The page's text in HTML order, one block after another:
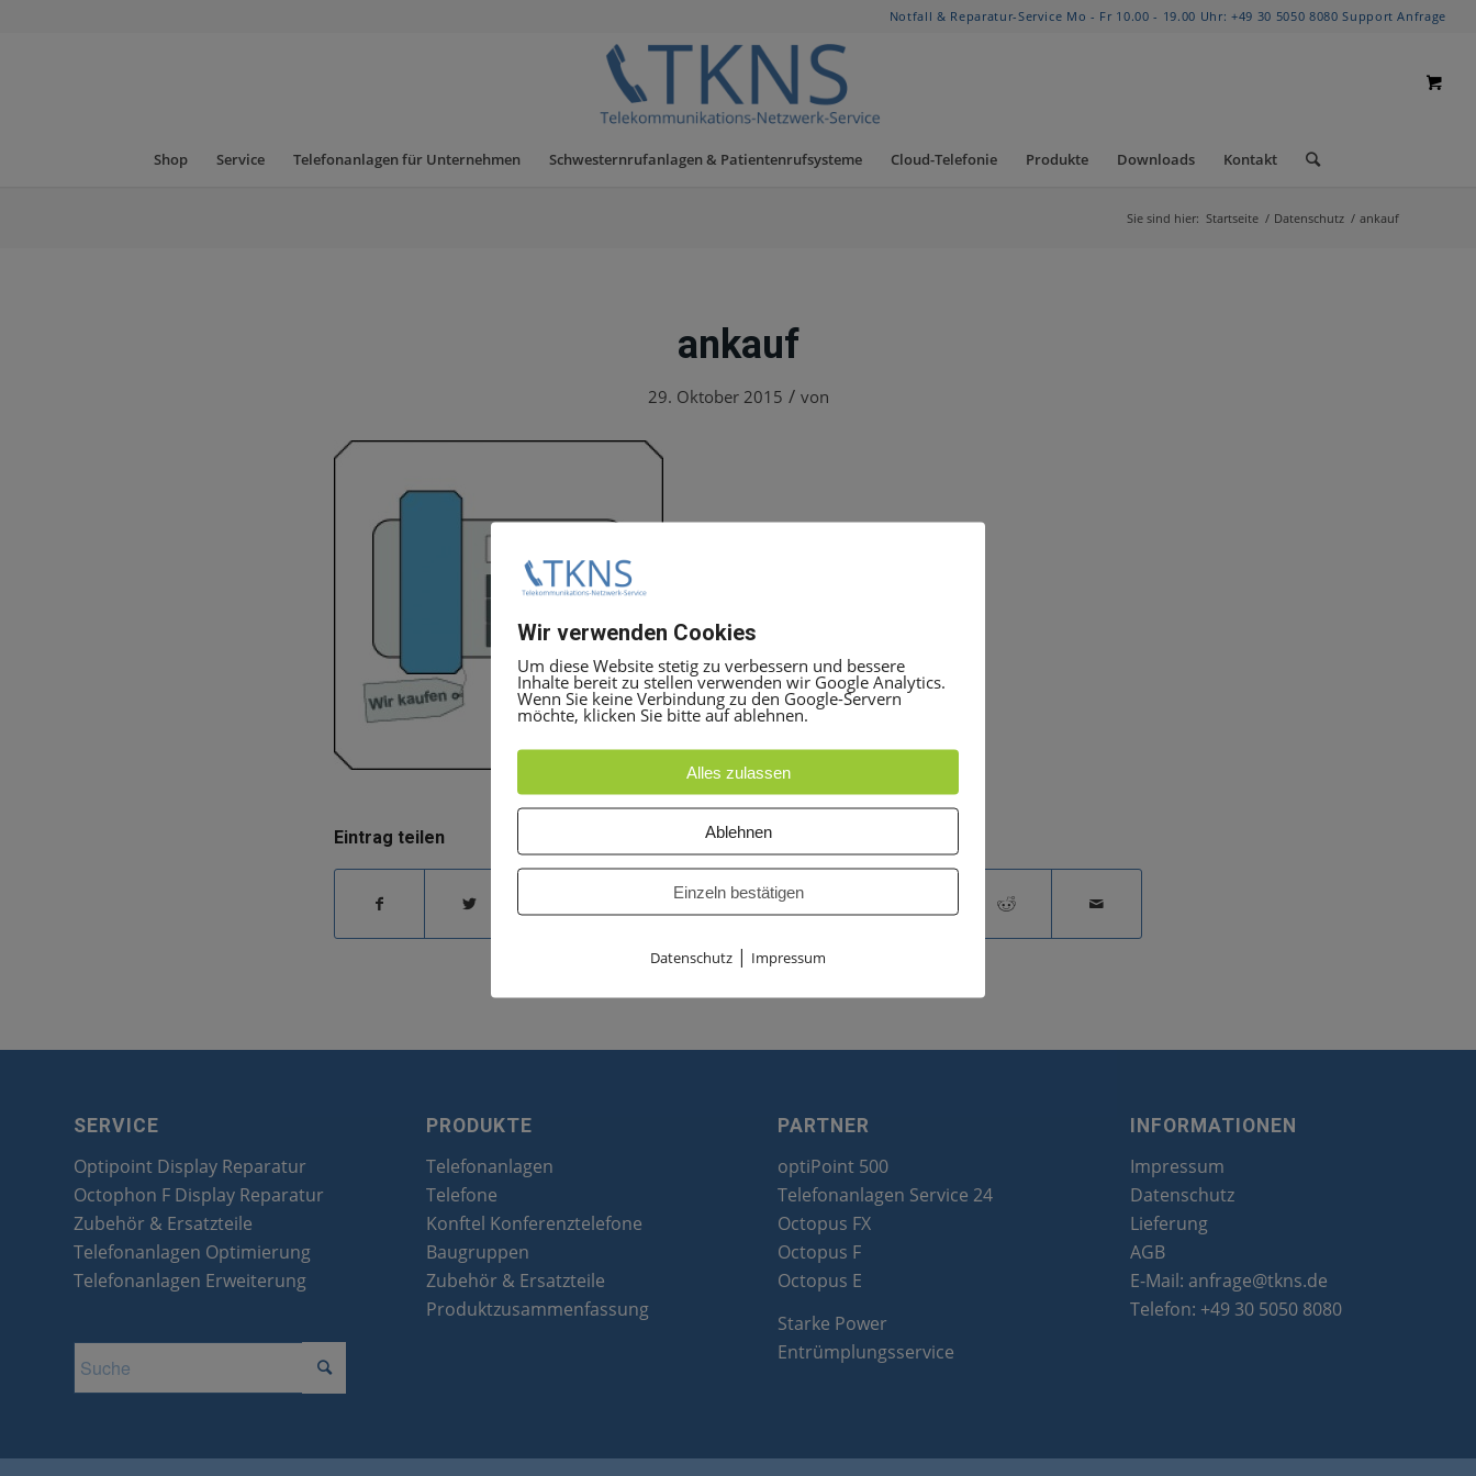
Notfall & Reparatur-Service Mo - Fr 10.00 - 19.00 Uhr: +49 30 5050 8080 Support Anfrage
Shop Service Telefonanlagen für Unternehmen Schwesternrufanlagen & Patientenrufsysteme Cloud-Telefonie Produkte Downloads Kontakt
Sie sind hier: Startseite / Datenschutz / ankauf
ankauf
29. Oktober 2015 / von
Eintrag teilen
SERVICE
Optipoint Display Reparatur
Octophon F Display Reparatur
Zubehör & Ersatzteile
Telefonanlagen Optimierung
Telefonanlagen Erweiterung
PRODUKTE
Telefonanlagen
Telefone
Konftel Konferenztelefone
Baugruppen
Zubehör & Ersatzteile
Produktzusammenfassung
PARTNER
optiPoint 500
Telefonanlagen Service 24
Octopus FX
Octopus F
Octopus E
Starke Power
Entrümplungsservice
INFORMATIONEN
Impressum
Datenschutz
Lieferung
AGB
E-Mail: anfrage@tkns.de
Telefon: +49 30 5050 8080
Wir verwenden Cookies
Um diese Website stetig zu verbessern und bessere
Inhalte bereit zu stellen verwenden wir Google Analytics.
Wenn Sie keine Verbindung zu den Google-Servern
möchte, klicken Sie bitte auf ablehnen.
Alles zulassen
Ablehnen
Einzeln bestätigen
Datenschutz | Impressum